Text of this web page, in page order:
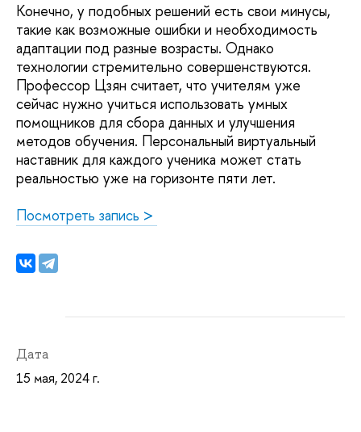
Конечно, у подобных решений есть свои минусы,
такие как возможные ошибки и необходимость
адаптации под разные возрасты. Однако
технологии стремительно совершенствуются.
Профессор Цзян считает, что учителям уже
сейчас нужно учиться использовать умных
помощников для сбора данных и улучшения
методов обучения. Персональный виртуальный
наставник для каждого ученика может стать
реальностью уже на горизонте пяти лет.
Посмотреть запись >
Дата
15 мая, 2024 г.